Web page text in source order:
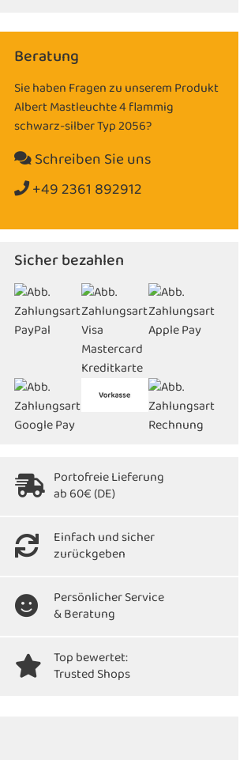
Beratung
Sie haben Fragen zu unserem Produkt
Albert Mastleuchte 4 flammig
schwarz-silber Typ 2056?
Schreiben Sie uns
+49 2361 892912
Sicher bezahlen
Portofreie Lieferung
ab 60€ (DE)
Einfach und sicher
zurückgeben
Persönlicher Service
& Beratung
Top bewertet:
Trusted Shops